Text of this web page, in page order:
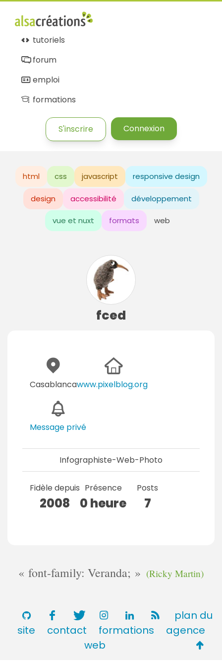
tutoriels
forum
emploi
formations
S'inscrire Connexion
html css javascript responsive design
design accessibilité développement
vue et nuxt formats web
fced
Casablancawww.pixelblog.org
Message privé
Infographiste-Web-Photo
Fidèle depuis
2008
Présence
0 heure
Posts
7
font-family: Veranda; (Ricky Martin)
plan du
site
contact formations
agence
web